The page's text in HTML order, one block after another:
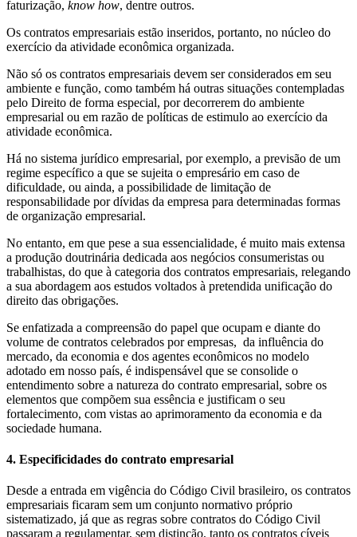
faturização, know how, dentre outros.
Os contratos empresariais estão inseridos, portanto, no núcleo do
exercício da atividade econômica organizada.
Não só os contratos empresariais devem ser considerados em seu
ambiente e função, como também há outras situações contempladas
pelo Direito de forma especial, por decorrerem do ambiente
empresarial ou em razão de políticas de estimulo ao exercício da
atividade econômica.
Há no sistema jurídico empresarial, por exemplo, a previsão de um
regime específico a que se sujeita o empresário em caso de
dificuldade, ou ainda, a possibilidade de limitação de
responsabilidade por dívidas da empresa para determinadas formas
de organização empresarial.
No entanto, em que pese a sua essencialidade, é muito mais extensa
a produção doutrinária dedicada aos negócios consumeristas ou
trabalhistas, do que à categoria dos contratos empresariais, relegando
a sua abordagem aos estudos voltados à pretendida unificação do
direito das obrigações.
Se enfatizada a compreensão do papel que ocupam e diante do
volume de contratos celebrados por empresas, da influência do
mercado, da economia e dos agentes econômicos no modelo
adotado em nosso país, é indispensável que se consolide o
entendimento sobre a natureza do contrato empresarial, sobre os
elementos que compõem sua essência e justificam o seu
fortalecimento, com vistas ao aprimoramento da economia e da
sociedade humana.
4. Especificidades do contrato empresarial
Desde a entrada em vigência do Código Civil brasileiro, os contratos
empresariais ficaram sem um conjunto normativo próprio
sistematizado, já que as regras sobre contratos do Código Civil
passaram a regulamentar, sem distinção, tanto os contratos cíveis